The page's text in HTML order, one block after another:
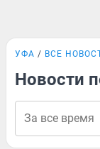
УФА ВСЕ
Новости